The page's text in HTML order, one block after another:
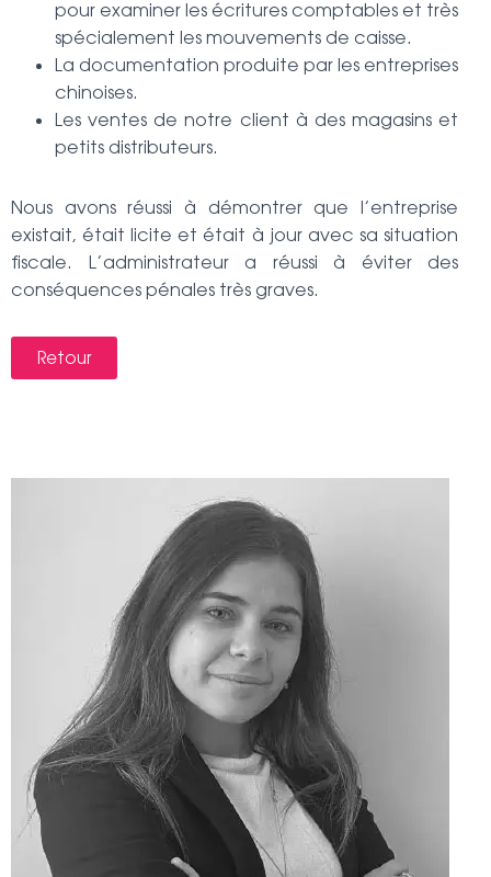
pour examiner les écritures comptables et très
spécialement les mouvements de caisse.
La documentation produite par les entreprises
chinoises.
Les ventes de notre client à des magasins et
petits distributeurs.
Nous avons réussi à démontrer que l’entreprise
existait, était licite et était à jour avec sa situation
fiscale. L’administrateur a réussi à éviter des
conséquences pénales très graves.
Retour